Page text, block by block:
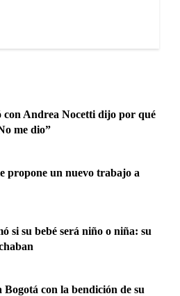
con Andrea Nocetti dijo por qué
me dio”
propone un nuevo trabajo a
si su bebé será niño o niña: su
con la bendición de su